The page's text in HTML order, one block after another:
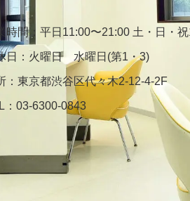
時間：平日11:00〜21:00 土・日・
日：火曜日 水曜日(第1・3)
：東京都渋谷区代々木2-12-4-2F
：03-6300-0843